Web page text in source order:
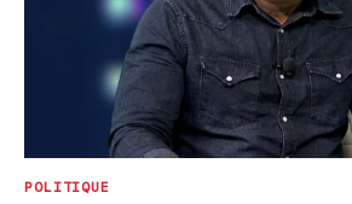
POLITIQUE